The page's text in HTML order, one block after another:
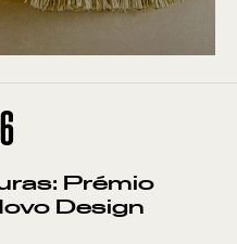
Prémio
Design